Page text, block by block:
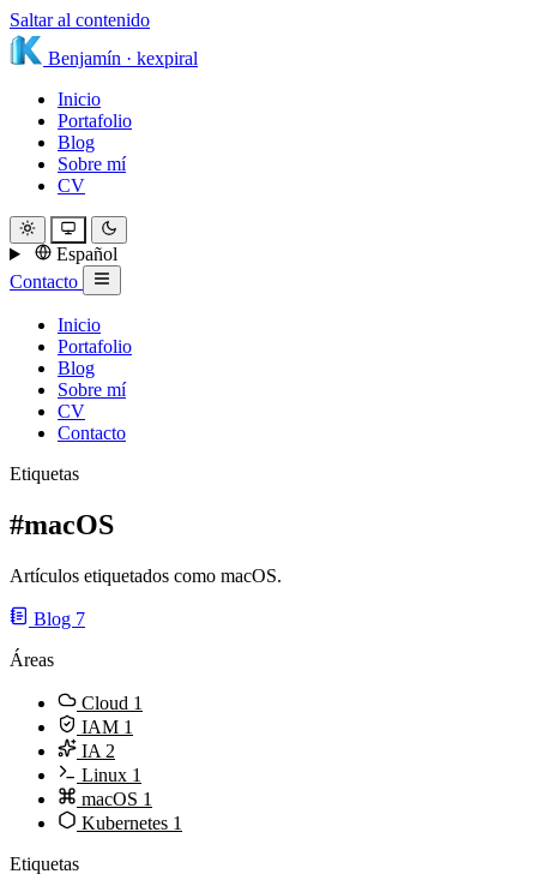
Saltar al contenido
Benjamín · kexpiral
Inicio
Portafolio
Blog
Sobre mí
CV
Español
Contacto
Inicio
Portafolio
Blog
Sobre mí
CV
Contacto
Etiquetas
#macOS
Artículos etiquetados como macOS.
Blog 7
Áreas
Cloud 1
IAM 1
IA 2
Linux 1
macOS 1
Kubernetes 1
Etiquetas